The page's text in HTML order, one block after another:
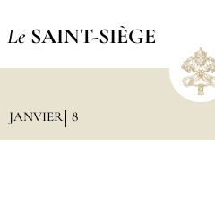
Le SAINT-SIÈGE
JANVIER 8